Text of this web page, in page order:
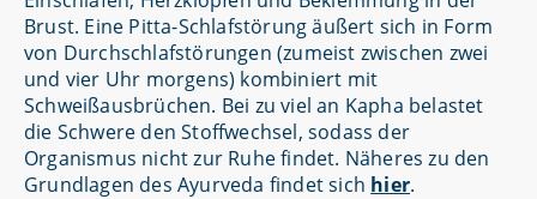
Brust. Eine Pitta-Schlafstörung äußert sich in Form
von Durchschlafstörungen (zumeist zwischen zwei
und vier Uhr morgens) kombiniert mit
Schweißausbrüchen. Bei zu viel an Kapha belastet
die Schwere den Stoffwechsel, sodass der
Organismus nicht zur Ruhe findet. Näheres zu den
Grundlagen des Ayurveda findet sich hier.